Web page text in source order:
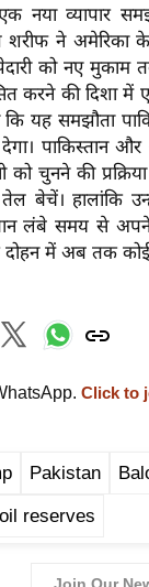
नया व्यापार
शरीफ ने अमेरिका
को नए
करने की दिशा में
कि यह समझौता
पाकिस्तान
चुनने की
बेचें। हालांकि
लंबे समय से
दोहन में अब तक
Click to
Pakistan
reserves